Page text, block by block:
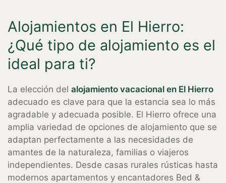
Alojamientos en El Hierro:
¿Qué tipo de alojamiento es el
ideal para ti?
La elección del alojamiento vacacional en El Hierro
adecuado es clave para que la estancia sea lo más
agradable y adecuada posible. El Hierro ofrece una
amplia variedad de opciones de alojamiento que se
adaptan perfectamente a las necesidades de
amantes de la naturaleza, familias o viajeros
independientes. Desde casas rurales rústicas hasta
modernos apartamentos y encantadores Bed &